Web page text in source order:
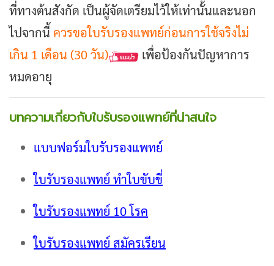
ที่ทางต้นสังกัด เป็นผู้จัดเตรียมไว้ให้เท่านั้นและนอก
ไปจากนี้ ควรขอใบรับรองแพทย์ก่อนการใช้จริงไม่
เกิน 1 เดือน (30 วัน)
เพื่อป้องกันปัญหาการ
หมดอายุ
บทความเกี่ยวกับใบรับรองแพทย์ที่น่าสนใจ
แบบฟอร์มใบรับรองแพทย์
ใบรับรองแพทย์ ทำใบขับขี่
ใบรับรองแพทย์ 10 โรค
ใบรับรองแพทย์ สมัครเรียน